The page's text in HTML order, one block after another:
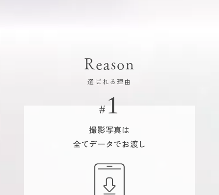
Reason
選ばれる理由
撮影写真は
全てデータでお渡し